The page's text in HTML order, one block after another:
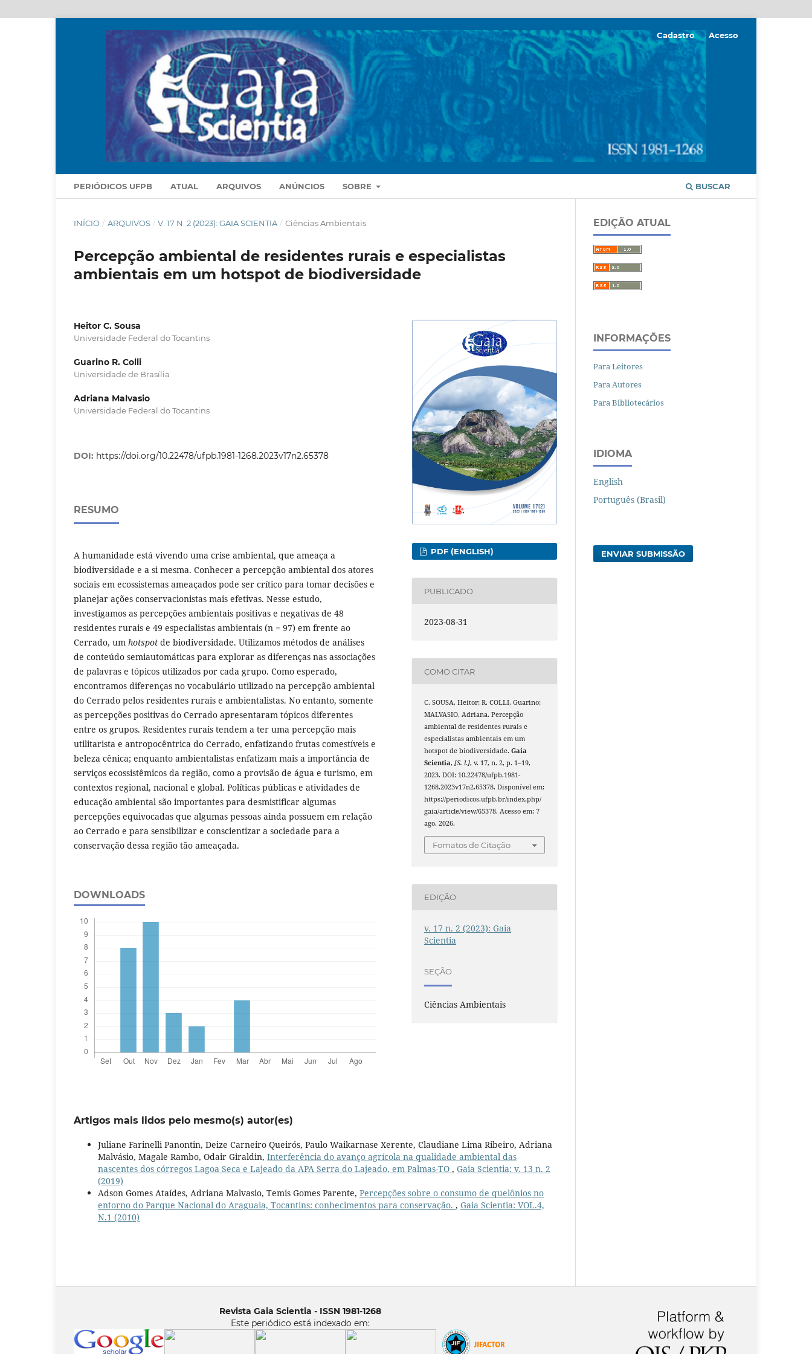
PERIÓDICOS UFPB ATUAL ARQUIVOS ANÚNCIOS SOBRE BUSCAR
Cadastro Acesso
INÍCIO / ARQUIVOS / V. 17 N. 2 (2023): GAIA SCIENTIA / Ciências Ambientais
Percepção ambiental de residentes rurais e especialistas
ambientais em um hotspot de biodiversidade
Heitor C. Sousa
Universidade Federal do Tocantins
Guarino R. Colli
Universidade de Brasília
Adriana Malvasio
Universidade Federal do Tocantins
DOI: https://doi.org/10.22478/ufpb.1981-1268.2023v17n2.65378
RESUMO
A humanidade está vivendo uma crise ambiental, que ameaça a
biodiversidade e a si mesma. Conhecer a percepção ambiental dos atores
sociais em ecossistemas ameaçados pode ser crítico para tomar decisões e
planejar ações conservacionistas mais efetivas. Nesse estudo,
investigamos as percepções ambientais positivas e negativas de 48
residentes rurais e 49 especialistas ambientais (n = 97) em frente ao
Cerrado, um hotspot de biodiversidade. Utilizamos métodos de análises
de conteúdo semiautomáticas para explorar as diferenças nas associações
de palavras e tópicos utilizados por cada grupo. Como esperado,
encontramos diferenças no vocabulário utilizado na percepção ambiental
do Cerrado pelos residentes rurais e ambientalistas. No entanto, somente
as percepções positivas do Cerrado apresentaram tópicos diferentes
entre os grupos. Residentes rurais tendem a ter uma percepção mais
utilitarista e antropocêntrica do Cerrado, enfatizando frutas comestíveis e
beleza cênica; enquanto ambientalistas enfatizam mais a importância de
serviços ecossistêmicos da região, como a provisão de água e turismo, em
contextos regional, nacional e global. Políticas públicas e atividades de
educação ambiental são importantes para desmistificar algumas
percepções equivocadas que algumas pessoas ainda possuem em relação
ao Cerrado e para sensibilizar e conscientizar a sociedade para a
conservação dessa região tão ameaçada.
DOWNLOADS
PDF (ENGLISH)
PUBLICADO
2023-08-31
COMO CITAR
C. SOUSA, Heitor; R. COLLI, Guarino;
MALVASIO, Adriana. Percepção
ambiental de residentes rurais e
especialistas ambientais em um
hotspot de biodiversidade.Gaia
Scientia,[S. l.], v. 17, n. 2, p. 1–19,
2023. DOI: 10.22478/ufpb.1981-
1268.2023v17n2.65378. Disponível em:
https://periodicos.ufpb.br/index.php/
gaia/article/view/65378. Acesso em: 7
ago. 2026.
Fomatos de Citação
EDIÇÃO
v. 17 n. 2 (2023): Gaia
Scientia
SEÇÃO
Ciências Ambientais
Artigos mais lidos pelo mesmo(s) autor(es)
Juliane Farinelli Panontin, Deize Carneiro Queirós, Paulo Waikarnase Xerente, Claudiane Lima Ribeiro, Adriana
Malvásio, Magale Rambo, Odair Giraldin, Interferência do avanço agrícola na qualidade ambiental das
nascentes dos córregos Lagoa Seca e Lajeado da APA Serra do Lajeado, em Palmas-TO , Gaia Scientia: v. 13 n. 2
(2019)
Adson Gomes Ataídes, Adriana Malvasio, Temis Gomes Parente, Percepções sobre o consumo de quelônios no
entorno do Parque Nacional do Araguaia, Tocantins: conhecimentos para conservação. , Gaia Scientia: VOL.4,
N.1 (2010)
EDIÇÃO ATUAL
INFORMAÇÕES
Para Leitores
Para Autores
Para Bibliotecários
IDIOMA
English
Português (Brasil)
ENVIAR SUBMISSÃO
Revista Gaia Scientia - ISSN 1981-1268
Este periódico está indexado em: